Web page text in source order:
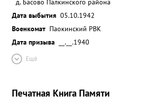
Дата выбытия 05.10.1942
Военкомат Паокинский РВК
Дата призыва
__.__.1940
Ещё
Печатная Книга Памяти